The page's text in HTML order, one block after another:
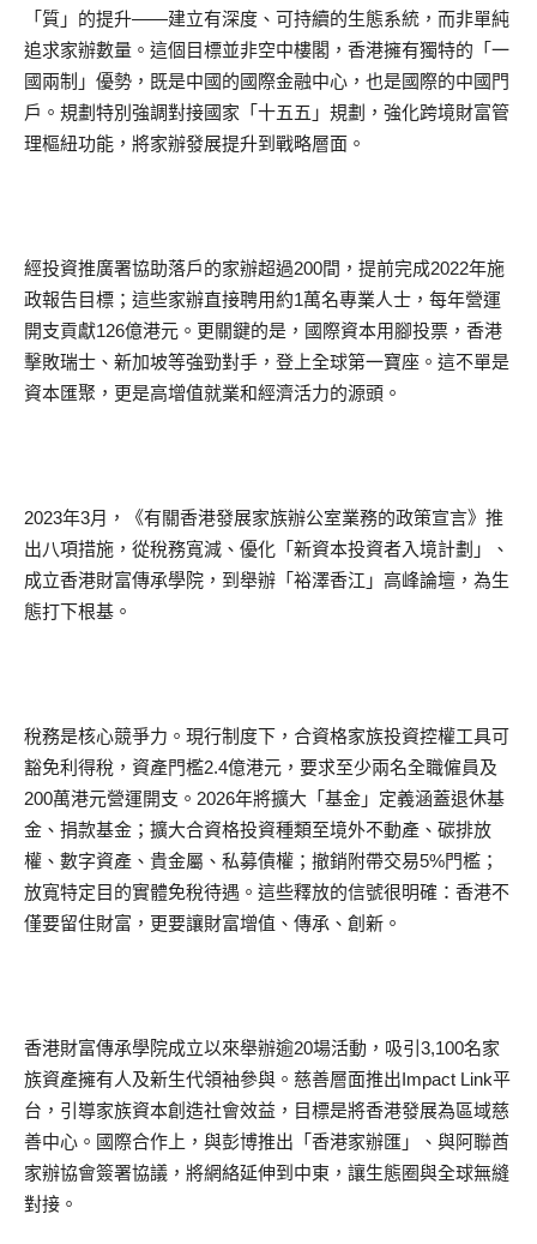
「質」的提升——建立有深度、可持續的生態系統，而非單純
追求家辦數量。這個目標並非空中樓閣，香港擁有獨特的「一
國兩制」優勢，既是中國的國際金融中心，也是國際的中國門
戶。規劃特別強調對接國家「十五五」規劃，強化跨境財富管
理樞紐功能，將家辦發展提升到戰略層面。
經投資推廣署協助落戶的家辦超過200間，提前完成2022年施
政報告目標；這些家辦直接聘用約1萬名專業人士，每年營運
開支貢獻126億港元。更關鍵的是，國際資本用腳投票，香港
擊敗瑞士、新加坡等強勁對手，登上全球第一寶座。這不單是
資本匯聚，更是高增值就業和經濟活力的源頭。
2023年3月，《有關香港發展家族辦公室業務的政策宣言》推
出八項措施，從稅務寬減、優化「新資本投資者入境計劃」、
成立香港財富傳承學院，到舉辦「裕澤香江」高峰論壇，為生
態打下根基。
稅務是核心競爭力。現行制度下，合資格家族投資控權工具可
豁免利得稅，資產門檻2.4億港元，要求至少兩名全職僱員及
200萬港元營運開支。2026年將擴大「基金」定義涵蓋退休基
金、捐款基金；擴大合資格投資種類至境外不動產、碳排放
權、數字資產、貴金屬、私募債權；撤銷附帶交易5%門檻；
放寬特定目的實體免稅待遇。這些釋放的信號很明確：香港不
僅要留住財富，更要讓財富增值、傳承、創新。
香港財富傳承學院成立以來舉辦逾20場活動，吸引3,100名家
族資產擁有人及新生代領袖參與。慈善層面推出Impact Link平
台，引導家族資本創造社會效益，目標是將香港發展為區域慈
善中心。國際合作上，與彭博推出「香港家辦匯」、與阿聯酋
家辦協會簽署協議，將網絡延伸到中東，讓生態圈與全球無縫
對接。